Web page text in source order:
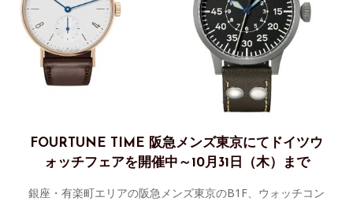
FOURTUNE TIME 阪急メンズ東京にてドイツウ
ォッチフェアを開催中～10月31日（木）まで
銀座・有楽町エリアの阪急メンズ東京のB1F、ウォッチコン